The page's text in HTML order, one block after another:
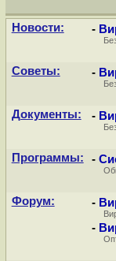
Новости: -
Советы: -
Документы: -
Программы: -
Форум: -
-